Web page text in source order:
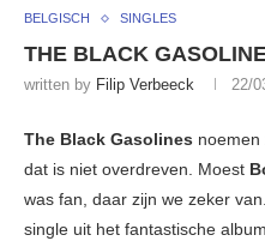
BELGISCH SINGLES
THE BLACK
written by Filip Verbeeck 22/
The Black Gasolines noemen
dat is niet overdreven. Moest
was fan, daar zijn we zeker van.
single uit het fantastische album